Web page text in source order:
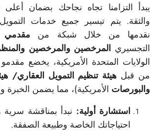
يبدأ التزامنا تجاه نجاحك بضمان أعلى
والثقة. يتم تيسير جميع خدمات
نقدمها من خلال شبكة من مقدمي
التجسيري المرخصين والمرخصين
الولايات المتحدة الأمريكية، يخضع
من قبل هيئة تنظيم التمويل العقاري/
والبورصات الأمريكية)، مما يضمن الخبرة
استشارة أولية: نبدأ بمناقشة
احتياجاتك الخاصة وطبيعة الصفقة.